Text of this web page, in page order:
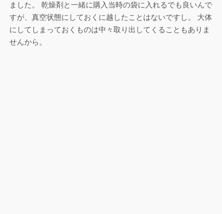
ました。 乾燥剤と一緒に購入当時の袋に入れるでも良いんで
すが、真空状態にしておくに越したことはないですし。 大体
にしてしまっておくものは中々取り出してくることもありま
せんから。